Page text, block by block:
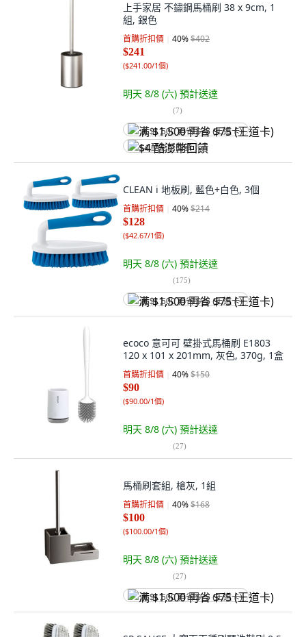
上手家居 不鏽鋼馬桶刷 38 x 9cm, 1
組, 銀色
首購折扣價 40%$402
$241
($241.00/1個)
明天 8/8 (六) 預計送達
(7)
满 $1,500 再省 $75 (王道卡)
$4 酷澎幣回饋
CLEAN i 地板刷, 藍色+白色, 3個
首購折扣價 40%$214
$128
($42.67/1個)
明天 8/8 (六) 預計送達
(175)
满 $1,500 再省 $75 (王道卡)
ecoco 意可可 壁掛式馬桶刷 E1803
120 x 101 x 201mm, 灰色, 370g, 1盒
首購折扣價 40%$150
$90
($90.00/1個)
明天 8/8 (六) 預計送達
(27)
馬桶刷套組, 槍灰, 1組
首購折扣價 40%$168
$100
($100.00/1個)
明天 8/8 (六) 預計送達
(27)
满 $1,500 再省 $75 (王道卡)